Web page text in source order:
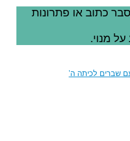
כתוב או פתרונות
מנוי.
שברים לכיתה ה’